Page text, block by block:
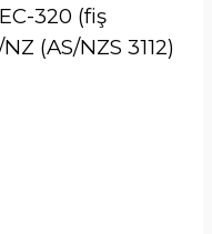
320 (fiş
(AS/NZS 3112)